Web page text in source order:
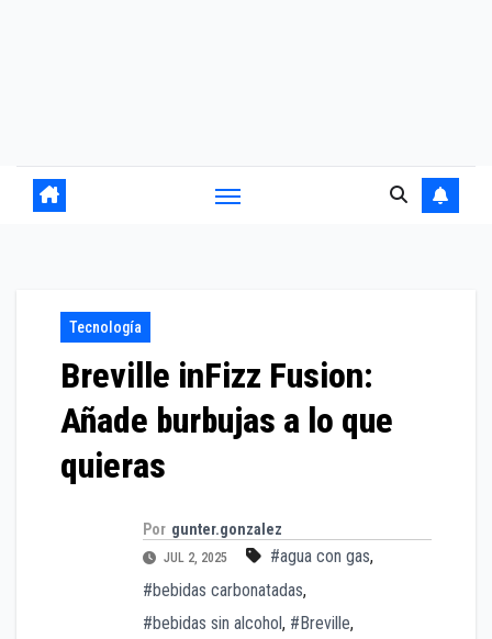
Tecnología
Breville inFizz Fusion:
Añade burbujas a lo que
quieras
Por gunter.gonzalez
JUL 2, 2025 #agua con gas,
#bebidas carbonatadas,
#bebidas sin alcohol, #Breville,